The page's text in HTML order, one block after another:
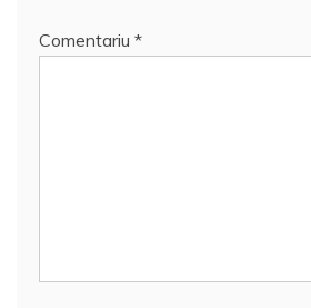
Comentariu *